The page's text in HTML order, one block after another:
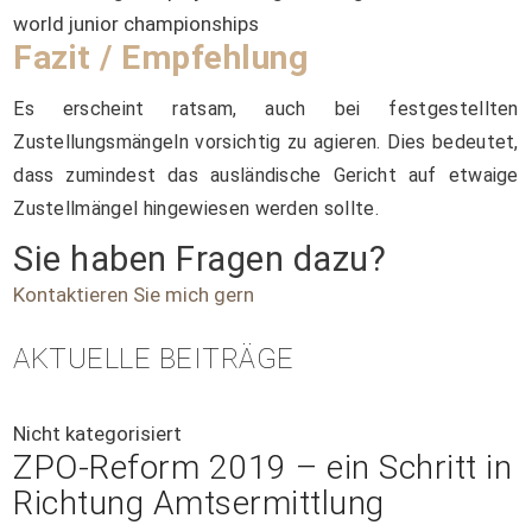
Fazit / Empfehlung
Es erscheint ratsam, auch bei festgestellten
Zustellungsmängeln vorsichtig zu agieren. Dies bedeutet,
dass zumindest das ausländische Gericht auf etwaige
Zustellmängel hingewiesen werden sollte.
Sie haben Fragen dazu?
Kontaktieren Sie mich gern
AKTUELLE BEITRÄGE
Nicht kategorisiert
ZPO-Reform 2019 – ein Schritt in
Richtung Amtsermittlung